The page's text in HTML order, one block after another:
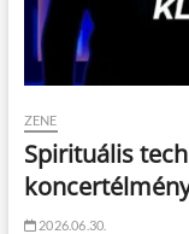
ZENE
Spirituális
2026.06.30.